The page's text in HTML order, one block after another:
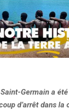
Germain a
d’arrêt dans la